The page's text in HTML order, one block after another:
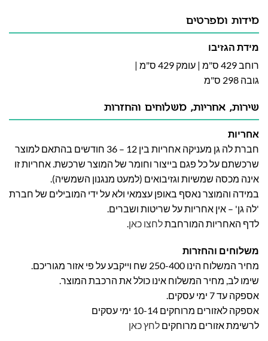
מידות ומפרטים
מידת הגזיבו
רוחב 429 ס"מ | עומק 429 ס"מ |
גובה 298 ס"מ
שירות, אחריות, משלוחים והחזרות
אחריות
חברת לה גן מעניקה אחריות בין 12 – 36 חודשים בהתאם למוצר
שרכשתם על כל פגם בייצור וחומר של המוצר שרכשת. אחריות זו
אינה מכסה שמשיות וגזיבואים (למעט מנגנון השמשיה).
במידה והמוצר נאסף באופן עצמאי ולא על ידי המובילים של חברת
'לה גן' – אין אחריות על שריטות ושברים.
לדף האחריות המורחבתלחצו כאן.
משלוחים והחזרות
מחיר המשלוח הינו 250-400 שח וייקבע על פי אזור מגוריכם.
שימו לב, מחיר המשלוח אינו כולל את הרכבת המוצר.
אספקה עד 7 ימי עסקים.
אספקה לאזורים מרוחקים 10-14 ימי עסקים
לרשימת אזורים מרוחקים לחץ כאן